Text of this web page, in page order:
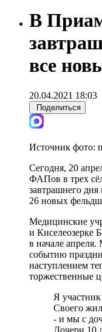
В
все
20.04.2021 18:03
Поделиться
Источник фото:
Сегодня, 20
ФАПов в трех
завтрашнего
26 новых
Медицинские
и Киселеозерке
в начале
событию
наступлением
торжественные
Я
Своего
- и мы с
Дочери 10